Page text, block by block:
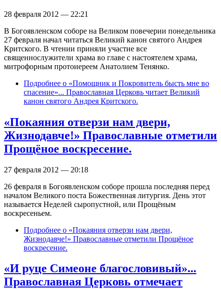
28 февраля 2012 — 22:21
В Богоявленском соборе на Великом повечерии понедельника
27 февраля начал читаться Великий канон святого Андрея
Критского. В чтении приняли участие все
священнослужители храма во главе с настоятелем храма,
митрофорным протоиереем Анатолием Тенянко.
Подробнее о «Помощник и Покровитель бысть мне во
спасение»... Православная Церковь читает Великий
канон святого Андрея Критского.
«Покаяния отверзи нам двери,
Жизнодавче!» Православные отметили
Прощёное воскресение.
27 февраля 2012 — 20:18
26 февраля в Богоявленском соборе прошла последняя перед
началом Великого поста Божественная литургия. День этот
называется Неделей сыропустной, или Прощёным
воскресеньем.
Подробнее о «Покаяния отверзи нам двери,
Жизнодавче!» Православные отметили Прощёное
воскресение.
«И руце Симеоне благословивый»...
Православная Церковь отмечает